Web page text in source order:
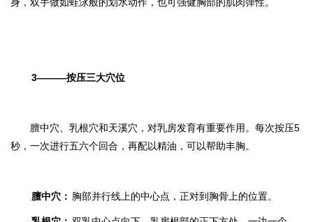
3———按压三大穴位
膻中穴、乳根穴和天溪穴，对乳房发育有重要作用。每次按压5
秒，一次进行五六个回合，再配以精油，可以帮助丰胸。
膻中穴： 胸部并行线上的中心点，正对到胸骨上的位置。